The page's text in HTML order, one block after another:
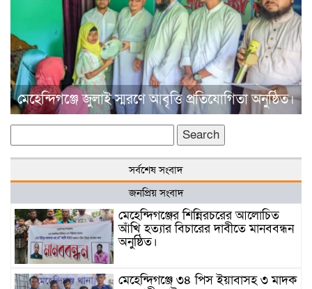
মেহেন্দিগঞ্জে জুলাই স্মরণে আবৃত্তি প্রতিযোগিতা অনুষ্ঠিত।
for:
সর্বশেষ সংবাদ
জনপ্রিয় সংবাদ
মেহেন্দিগঞ্জের শিন্নিরচরের আলোচিত
আঁখি হত্যার বিচারের দাবীতে মানববন্ধন
অনুষ্ঠিত।
মেহেন্দিগঞ্জে ৩৪ পিস ইয়াবাসহ ৩ মাদক